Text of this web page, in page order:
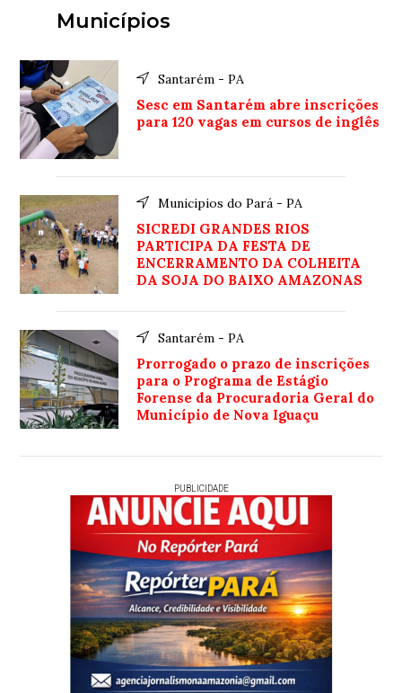
Municípios
Santarém - PA
Sesc em Santarém abre inscrições
para 120 vagas em cursos de inglês
Municipios do Pará - PA
SICREDI GRANDES RIOS
PARTICIPA DA FESTA DE
ENCERRAMENTO DA COLHEITA
DA SOJA DO BAIXO AMAZONAS
Santarém - PA
Prorrogado o prazo de inscrições
para o Programa de Estágio
Forense da Procuradoria Geral do
Município de Nova Iguaçu
PUBLICIDADE